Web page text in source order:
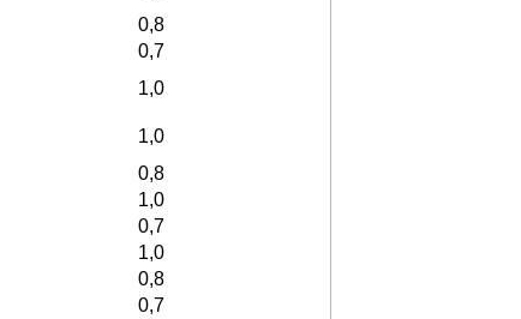
0,8
0,7
1,0
1,0
0,8
1,0
0,7
1,0
0,8
0,7